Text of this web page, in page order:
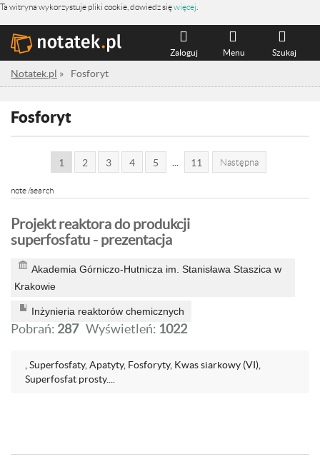
Ta witryna wykorzystuje pliki cookie, dowiedz sięwięcej
Szukaj
Menu
Zaloguj
Notatek.pl » Fosforyt
Fosforyt
1 2 3 4 5 11 Następna
note /search
Projekt reaktora do produkcji
superfosfatu - prezentacja
Akademia Górniczo-Hutnicza im. Stanisława Staszica w
Krakowie
Inżynieria reaktorów chemicznych
Pobrań: 287 Wyświetleń: 1022
, Superfosfaty, Apatyty, Fosforyty, Kwas siarkowy (VI),
Superfosfat prosty....